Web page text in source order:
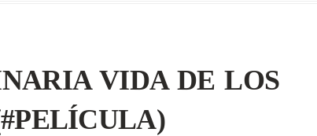
VIDA DE LOS